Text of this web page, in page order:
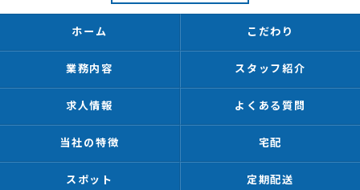
ホーム こだわり
業務内容 スタッフ紹介
求人情報 よくある質問
当社の特徴 宅配
スポット 定期配送